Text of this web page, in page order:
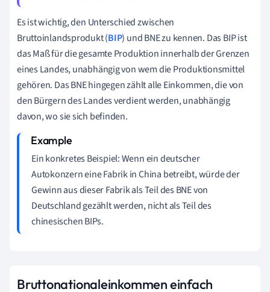
Es ist wichtig, den Unterschied zwischen
Bruttoinlandsprodukt (BIP) und BNE zu kennen. Das BIP ist
das Maß für die gesamte Produktion innerhalb der Grenzen
eines Landes, unabhängig von wem die Produktionsmittel
gehören. Das BNE hingegen zählt alle Einkommen, die von
den Bürgern des Landes verdient werden, unabhängig
davon, wo sie sich befinden.
Ein konkretes Beispiel: Wenn ein deutscher
Autokonzern eine Fabrik in China betreibt, würde der
Gewinn aus dieser Fabrik als Teil des BNE von
Deutschland gezählt werden, nicht als Teil des
chinesischen BIPs.
Bruttonationaleinkommen einfach